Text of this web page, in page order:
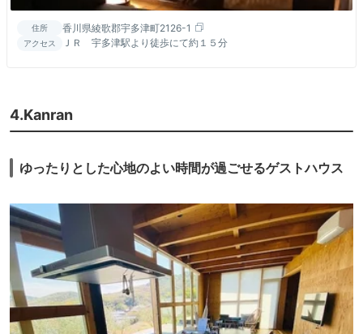
住所 香川県綾歌郡宇多津町2126-1
アクセス ＪＲ 宇多津駅より徒歩にて約１５分
4.Kanran
ゆったりとした心地のよい時間が過ごせるゲストハウス